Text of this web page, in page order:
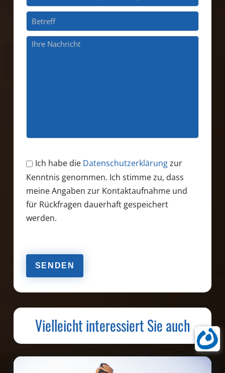
Ich habe die Datenschutzerklärungzur
Kenntnis genommen. Ich stimme zu, dass
meine Angaben zur Kontaktaufnahme und
für Rückfragen dauerhaft gespeichert
werden.
lasse
dieses
Vielleicht interessiert Sie auch